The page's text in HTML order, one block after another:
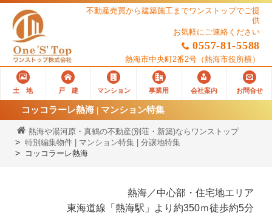
不動産売買から建築施工までワンストップでご提
供
お気軽にご連絡ください
0557-81-5588
熱海市中央町2番2号 （熱海市役所横）
土 地 戸 建 マンション 事業用 会社案内 お問合せ
コッコラーレ熱海 | マンション特集
熱海や湯河原・真鶴の不動産(別荘・新築)ならワンストップ
特別編集物件 | マンション特集 | 分譲地特集
コッコラーレ熱海
熱海／中心部・住宅地エリア
東海道線「熱海駅」より約350ｍ徒歩約5分